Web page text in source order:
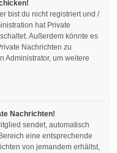
bist du nicht registriert und /
hat Private
Außerdem könnte es
Nachrichten zu
Administrator, um weitere
Nachrichten!
sendet, automatisch
eine entsprechende
von jemandem erhältst,